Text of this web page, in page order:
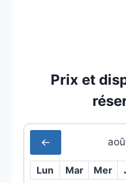
Prix et
←
Lun Mar Mer